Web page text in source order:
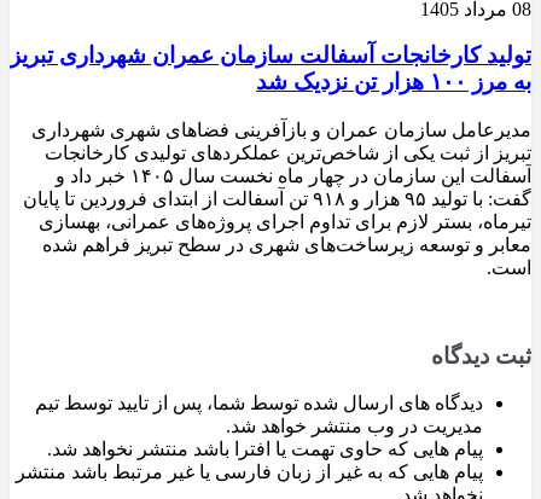
08 مرداد 1405
تولید کارخانجات آسفالت سازمان عمران شهرداری تبریز
به مرز ۱۰۰ هزار تن نزدیک شد
مدیرعامل سازمان عمران و بازآفرینی فضاهای شهری شهرداری
تبریز از ثبت یکی از شاخص‌ترین عملکردهای تولیدی کارخانجات
آسفالت این سازمان در چهار ماه نخست سال ۱۴۰۵ خبر داد و
گفت: با تولید ۹۵ هزار و ۹۱۸ تن آسفالت از ابتدای فروردین تا پایان
تیرماه، بستر لازم برای تداوم اجرای پروژه‌های عمرانی، بهسازی
معابر و توسعه زیرساخت‌های شهری در سطح تبریز فراهم شده
است.
ثبت دیدگاه
دیدگاه های ارسال شده توسط شما، پس از تایید توسط تیم
مدیریت در وب منتشر خواهد شد.
پیام هایی که حاوی تهمت یا افترا باشد منتشر نخواهد شد.
پیام هایی که به غیر از زبان فارسی یا غیر مرتبط باشد منتشر